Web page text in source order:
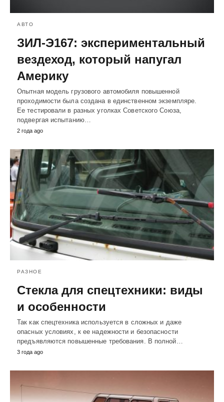
АВТО
ЗИЛ-Э167: экспериментальный
вездеход, который напугал
Америку
Опытная модель грузового автомобиля повышенной
проходимости была создана в единственном экземпляре.
Ее тестировали в разных уголках Советского Союза,
подвергая испытанию…
2 года ago
РАЗНОЕ
Стекла для спецтехники: виды
и особенности
Так как спецтехника используется в сложных и даже
опасных условиях, к ее надежности и безопасности
предъявляются повышенные требования. В полной…
3 года ago